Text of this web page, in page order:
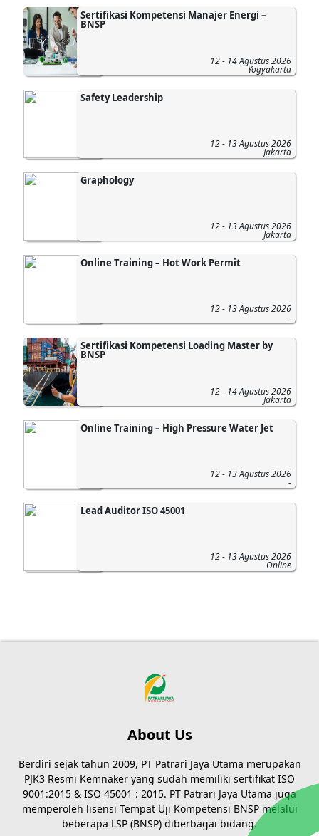
Sertifikasi Kompetensi Manajer Energi –
BNSP
12 - 14 Agustus 2026
Yogyakarta
Safety Leadership
12 - 13 Agustus 2026
Jakarta
Graphology
12 - 13 Agustus 2026
Jakarta
Online Training – Hot Work Permit
12 - 13 Agustus 2026
-
Sertifikasi Kompetensi Loading Master by
BNSP
12 - 14 Agustus 2026
Jakarta
Online Training – High Pressure Water Jet
12 - 13 Agustus 2026
-
Lead Auditor ISO 45001
12 - 13 Agustus 2026
Online
About Us
Berdiri sejak tahun 2009, PT Patrari Jaya Utama merupakan
PJK3 Resmi Kemnaker yang sudah memiliki sertifikat ISO
9001:2015 & ISO 45001 : 2015. PT Patrari Jaya Utama juga
memperoleh lisensi Tempat Uji Kompetensi BNSP melalui
beberapa LSP (BNSP) diberbagai bidang.